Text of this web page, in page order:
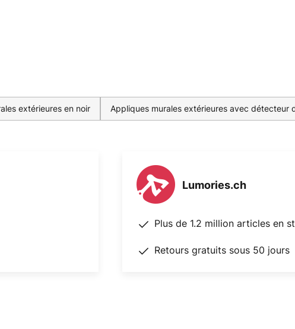
extérieures en noir Appliques murales extérieures avec détecteur
Lumories.ch
Plus de 1.2 million articles en
Retours gratuits sous 50 jours